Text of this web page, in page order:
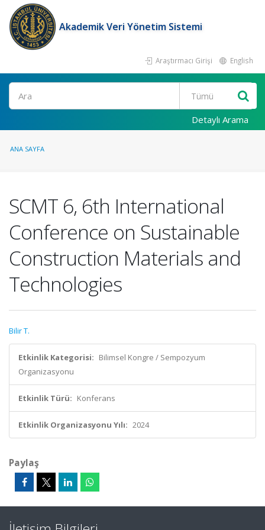
Akademik Veri Yönetim Sistemi
Araştırmacı Girişi English
Ara
Detaylı Arama
ANA SAYFA
SCMT 6, 6th International
Conference on Sustainable
Construction Materials and
Technologies
Bilir T.
Etkinlik Kategorisi: Bilimsel Kongre / Sempozyum
Organizasyonu
Etkinlik Türü: Konferans
Etkinlik Organizasyonu Yılı: 2024
Paylaş